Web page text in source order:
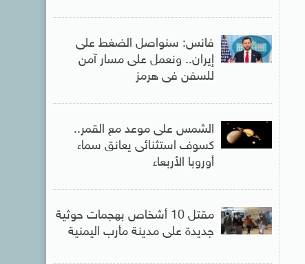
فانس: سنواصل الضغط على
إيران.. ونعمل على مسار آمن
للسفن فى هرمز
الشمس على موعد مع القمر..
كسوف استثنائى يعانق سماء
أوروبا الأربعاء
مقتل 10 أشخاص بهجمات حوثية
جديدة على مدينة مأرب اليمنية